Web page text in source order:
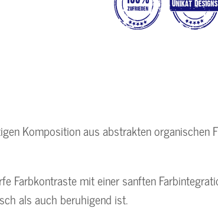
Komposition aus abstrakten organischen
Farbkontraste mit einer sanften
als auch beruhigend ist.